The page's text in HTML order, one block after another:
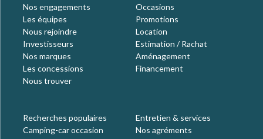
Nos engagements
Les équipes
Nous rejoindre
Investisseurs
Nos marques
Les concessions
Nous trouver
Occasions
Promotions
Location
Estimation / Rachat
Aménagement
Financement
Recherches populaires
Camping-car occasion
Entretien & services
Nos agréments